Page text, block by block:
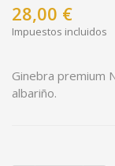
28,00 €
Impuestos incluidos
Ginebra premium
albariño.